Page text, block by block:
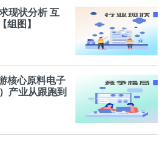
现状分析 互
组图】
核心原料电子
产业从跟跑到